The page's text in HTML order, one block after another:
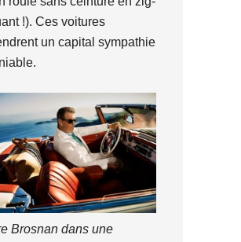
!). Ces voitures
un capital sympathie
Brosnan dans une